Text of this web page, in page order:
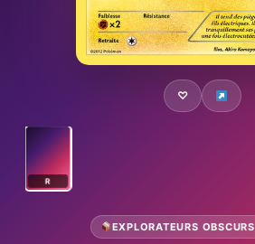
♡
R
EXPLORATEURS OBSCURS